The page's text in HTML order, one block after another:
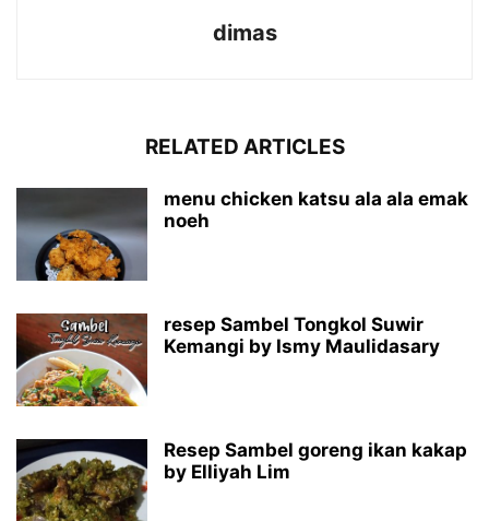
dimas
RELATED ARTICLES
menu chicken katsu ala ala emak
noeh
resep Sambel Tongkol Suwir
Kemangi by Ismy Maulidasary
Resep Sambel goreng ikan kakap
by Elliyah Lim